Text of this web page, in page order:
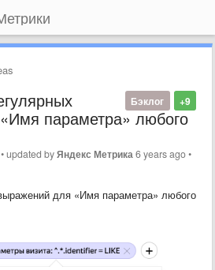
+9
Бэклог
параметра» любого
•updated byЯндекс Метрика 6 years ago•
для «Имя параметра» любого